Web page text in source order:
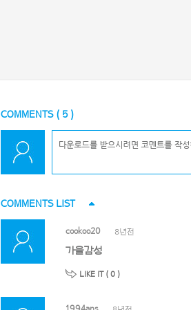
COMMENTS ( 5)
COMMENTS LIST
cookoo20 8년전
가을감성
LIKE IT ( 0 )
1994ans